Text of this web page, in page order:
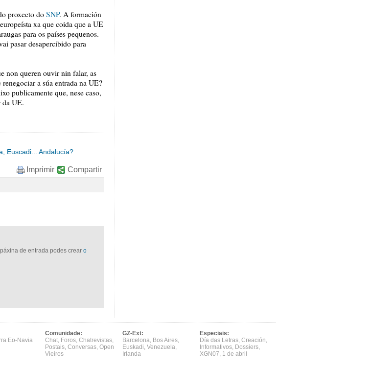
proxecto doSNP. A formación
xa que coida que a UE
para os países pequenos.
pasar desapercibido para
non queren ouvir nin falar, as
a súa entrada na UE?
publicamente que, nese caso,
da UE.
Euscadi... Andalucía?
Compartir
Imprimir
de entrada podes crear o
Eo-Navia
Comunidade:
Chat, Foros, Chatrevistas,
Postais, Conversas, Open
Vieiros
GZ-Ext:
Barcelona, Bos Aires,
Euskadi, Venezuela,
Irlanda
Especiais:
Día das Letras, Creación,
Informativos, Dossiers,
XGN07, 1 de abril